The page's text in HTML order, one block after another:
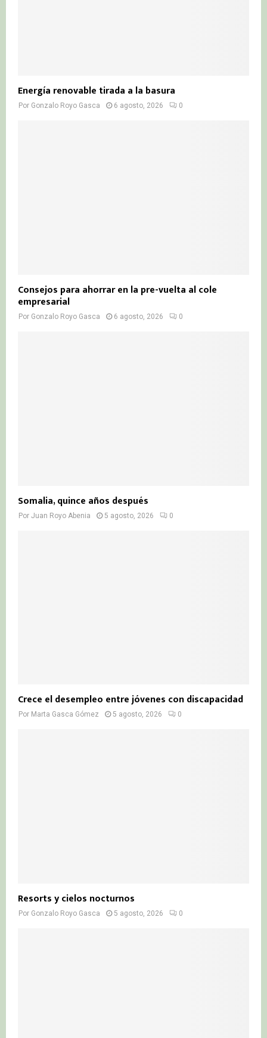
Energía renovable tirada a la basura
Por Gonzalo Royo Gasca 6 agosto, 2026 0
Consejos para ahorrar en la pre-vuelta al cole
empresarial
Por Gonzalo Royo Gasca 6 agosto, 2026 0
Somalia, quince años después
Por Juan Royo Abenia 5 agosto, 2026 0
Crece el desempleo entre jóvenes con discapacidad
Por Marta Gasca Gómez 5 agosto, 2026 0
Resorts y cielos nocturnos
Por Gonzalo Royo Gasca 5 agosto, 2026 0